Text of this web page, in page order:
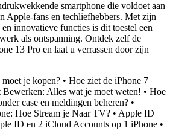
smartphone die voldoet aan
Apple-fans en techliefhebbers. Met zijn
en innovatieve functies is dit toestel een
als ontspanning. Ontdek zelf de
13 Pro en laat u verrassen door zijn
je kopen? • Hoe ziet de iPhone 7
Alles wat je moet weten! • Hoe
case en meldingen beheren? •
Hoe Stream je Naar TV? • Apple ID
ID en 2 iCloud Accounts op 1 iPhone •